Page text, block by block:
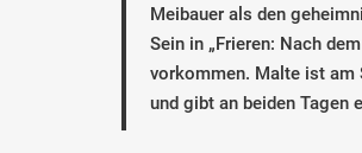
Meibauer als den
Sein in „Frieren: Nach
vorkommen. Malte ist am
und gibt an beiden Tagen